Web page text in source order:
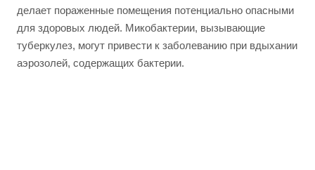
делает пораженные помещения потенциально опасными
для здоровых людей. Микобактерии, вызывающие
туберкулез, могут привести к заболеванию при вдыхании
аэрозолей, содержащих бактерии.